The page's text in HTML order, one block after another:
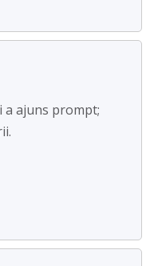
a ajuns prompt;